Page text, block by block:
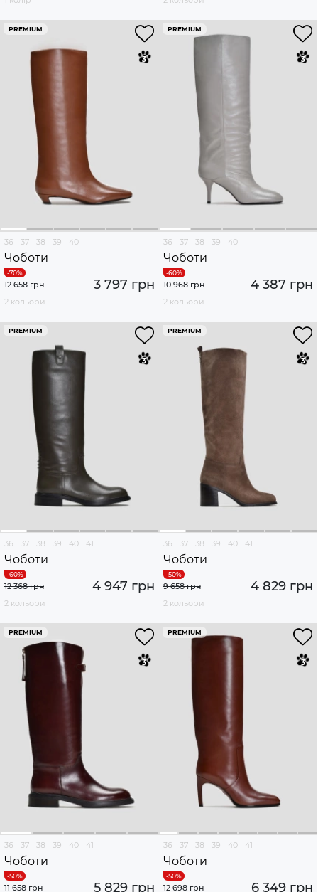
PREMIUM
36 37 38 39 40
Чоботи
3 797 грн
12 658 грн
2 кольори
PREMIUM
36 37 38 39 40
Чоботи
4 387 грн
10 968 грн
2 кольори
PREMIUM
36 37 38 39 40 41
Чоботи
4 947 грн
12 368 грн
2 кольори
PREMIUM
36 37 38 39 40 41
Чоботи
4 829 грн
9 658 грн
2 кольори
PREMIUM
36 37 38 39 40 41
Чоботи
5 829 грн
11 658 грн
PREMIUM
36 37 38 39 40 41
Чоботи
6 349 грн
12 698 грн